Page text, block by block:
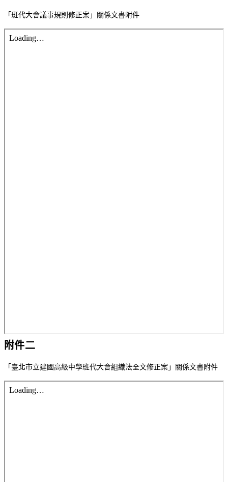
「班代大會議事規則修正案」關係文書附件
附件二
「臺北市立建國高級中學班代大會組織法全文修正案」關係文書附件